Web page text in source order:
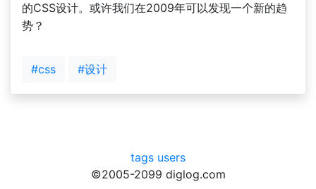
的CSS设计。或许我们在2009年可以发现一个新的趋
势？
#css #设计
tags users
©2005-2099 diglog.com